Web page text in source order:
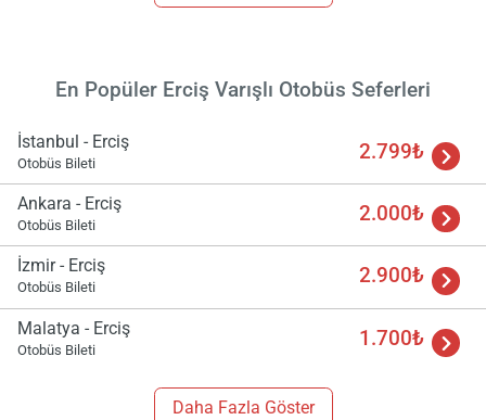
En Popüler Erciş Varışlı Otobüs Seferleri
İstanbul - Erciş
Otobüs Bileti 2.799₺
Ankara - Erciş
Otobüs Bileti 2.000₺
İzmir - Erciş
Otobüs Bileti 2.900₺
Malatya - Erciş
Otobüs Bileti 1.700₺
Daha Fazla Göster